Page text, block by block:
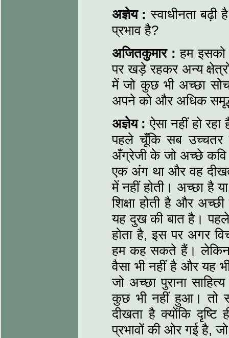
अज्ञेय : स्वाधीनता
प्रभाव है?
अजितकुमार : हम
पर खड़े रहकर अन्य
में जो कुछ भी अच्छा
अपने को और अधिक समृद्ध
अज्ञेय : ऐसा नहीं हो
पहले चूँकि सब उच्चतर
अँग्रेजी के जो अच्छे कवि
एक अंग था और वह
में नहीं होती। अच्छा है
शिक्षा होती है और अच्छी
यह दुख की बात है। पहले
होता है, इस पर अगर
हम कह सकते हैं। लेकिन
वैसा भी नहीं है और यह
जो अच्छा पुराना
कुछ भी नहीं हुआ। तो
दीखता है क्योंकि
प्रभावों की ओर गई है,